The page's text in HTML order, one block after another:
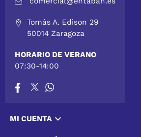
Tomás A. Edison 29
50014 Zaragoza
HORARIO DE VERANO
07:30-14:00
MI CUENTA 